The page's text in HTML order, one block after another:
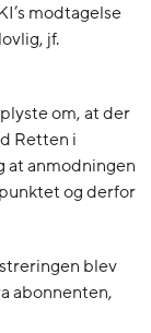
modtagelse
jf.
om, at der
Retten i
at anmodningen
og derfor
blev
abonnenten,